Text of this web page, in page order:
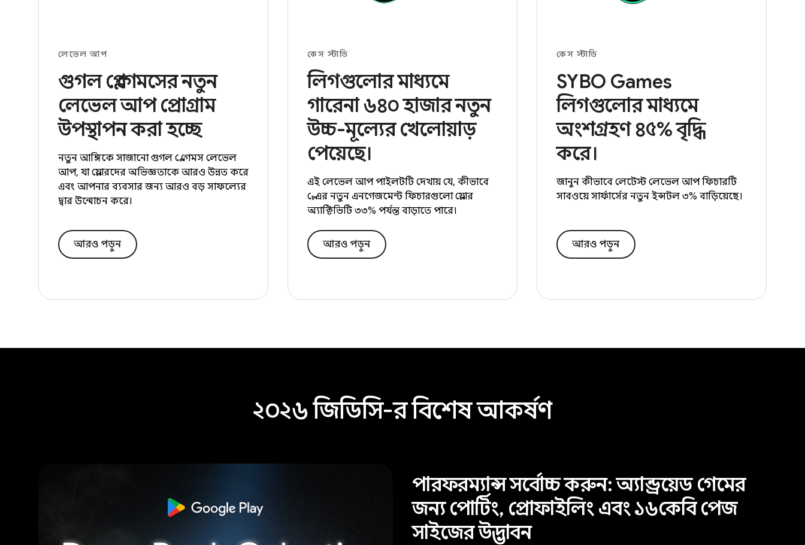
লেভেল আপ
গুগল প্লে গেমসের নতুন
লেভেল আপ প্রোগ্রাম
উপস্থাপন করা হচ্ছে
নতুন আঙ্গিকে সাজানো গুগল প্লে গেমস লেভেল
আপ, যা প্লেয়ারদের অভিজ্ঞতাকে আরও উন্নত করে
এবং আপনার ব্যবসার জন্য আরও বড় সাফল্যের
দ্বার উন্মোচন করে।
আরও পড়ুন
কেস স্টাডি
লিগগুলোর মাধ্যমে
গারেনা ৬৪০ হাজার নতুন
উচ্চ-মূল্যের খেলোয়াড়
পেয়েছে।
এই লেভেল আপ পাইলটটি দেখায় যে, কীভাবে
প্লে-এর নতুন এনগেজমেন্ট ফিচারগুলো প্লেয়ার
অ্যাক্টিভিটি ৩৩% পর্যন্ত বাড়াতে পারে।
আরও পড়ুন
কেস স্টাডি
SYBO Games
লিগগুলোর মাধ্যমে
অংশগ্রহণ ৪৫% বৃদ্ধি
করে।
জানুন কীভাবে লেটেস্ট লেভেল আপ ফিচারটি
সাবওয়ে সার্ফার্সের নতুন ইন্সটল ৩% বাড়িয়েছে।
আরও পড়ুন
২০২৬ জিডিসি-র বিশেষ আকর্ষণ
পারফরম্যান্স সর্বোচ্চ করুন: অ্যান্ড্রয়েড গেমের
জন্য পোর্টিং, প্রোফাইলিং এবং ১৬কেবি পেজ
সাইজের উদ্ভাবন